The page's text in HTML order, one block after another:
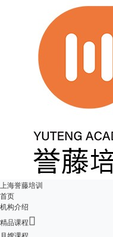
上海誉藤培训
首页
机构介绍
精品课程
月嫂课程